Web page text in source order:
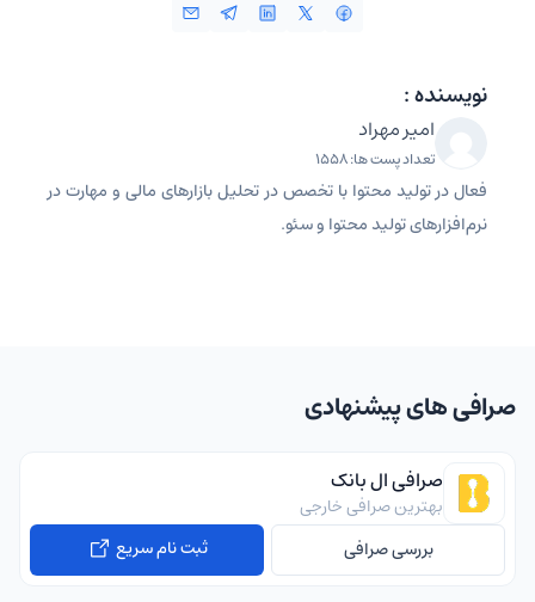
نویسنده :
امیر مهراد
تعداد پست ها: 1558
فعال در تولید محتوا با تخصص در تحلیل بازارهای مالی و مهارت در
نرم‌افزارهای تولید محتوا و سئو.
صرافی های پیشنهادی
صرافی ال بانک
بهترین صرافی خارجی
بررسی صرافی
ثبت نام سریع